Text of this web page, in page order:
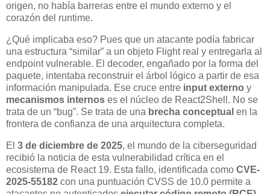
origen, no había barreras entre el mundo externo y el
corazón del runtime.
¿Qué implicaba eso? Pues que un atacante podía fabricar
una estructura “similar” a un objeto Flight real y entregarla al
endpoint vulnerable. El decoder, engañado por la forma del
paquete, intentaba reconstruir el árbol lógico a partir de esa
información manipulada. Ese cruce entre input externo y
mecanismos internos es el núcleo de React2Shell. No se
trata de un “bug”. Se trata de una brecha conceptual en la
frontera de confianza de una arquitectura completa.
El 3 de diciembre de 2025, el mundo de la ciberseguridad
recibió la noticia de esta vulnerabilidad crítica en el
ecosistema de React 19. Esta fallo, identificada como CVE-
2025-55182 con una puntuación CVSS de 10.0 permite a